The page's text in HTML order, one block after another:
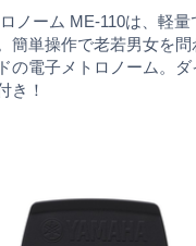
ノーム ME-110は、軽
簡単操作で老若男女を問
の電子メトロノーム。ダ
き！